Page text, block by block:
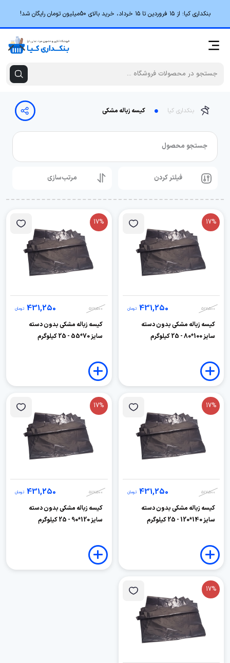
بنکداری کیا؛ از ۱۵ فروردین تا ۱۵ خرداد، خرید بالای 50میلیون تومان رایگان شد!
بنکداری کیا کیسه زباله مشکی
جستجو محصول
فیلتر کردن مرتب‌سازی
17%
517,500
431,250 تومان
کیسه زباله مشکی بدون دسته
سایز 100*80 - 25 کیلوگرم
17%
517,500
431,250 تومان
کیسه زباله مشکی بدون دسته
سایز 70*55 - 25 کیلوگرم
17%
517,500
431,250 تومان
کیسه زباله مشکی بدون دسته
سایز 140*120 - 25 کیلوگرم
17%
517,500
431,250 تومان
کیسه زباله مشکی بدون دسته
سایز 120*90 - 25 کیلوگرم
17%